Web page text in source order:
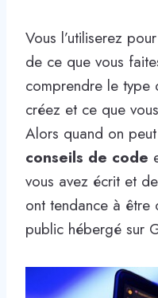
Vous l’utiliserez
de ce que vous
comprendre le type
créez et ce que
Alors quand on peut
conseils de code
vous avez écrit et
ont tendance à être
public hébergé sur